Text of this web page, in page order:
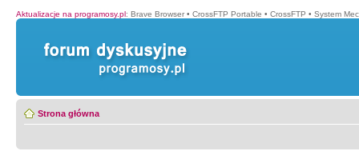
Aktualizacje na programosy.pl: Brave Browser • CrossFTP Portable • CrossFTP • System
Strona główna